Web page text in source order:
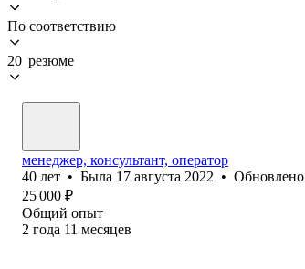
По соответствию
20 резюме
менеджер, консультант, оператор
40 лет • Была 17 августа 2022 • Обновлено
25 000 ₽
Общий опыт
2 года 11 месяцев